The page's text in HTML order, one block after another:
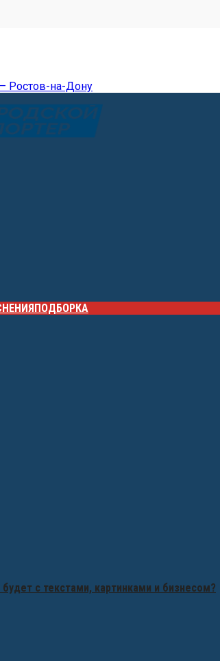
Ростов-на-Дону
ПОДБОРКА
с текстами, картинками и бизнесом?